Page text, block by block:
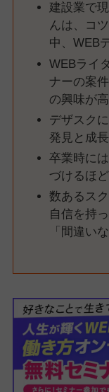
建設業で
んは、コ
中、WEB
WEBライ
ナーの案
の興味が
デザスク
発見と成
卒業時に
づけるほ
数あるス
自信を持
「間違い